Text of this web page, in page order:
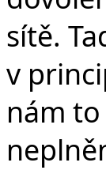
sítě.
v
nám